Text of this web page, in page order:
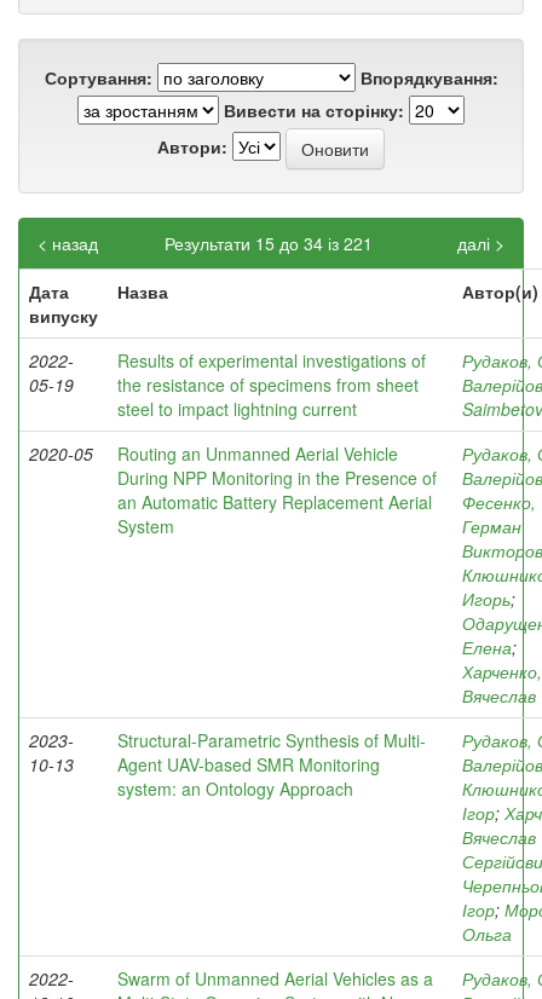
Сортування:
Впорядкування:
Вивести на сторінку:
Автори:
Результати 15 до 34 із 221
< назад
далі >
Дата
випуску
Назва Автор(и)
2022-
05-19
Results of experimental investigations of
the resistance of specimens from sheet
steel to impact lightning current
Рудаков,
2020-05
Routing an Unmanned Aerial Vehicle
During NPP Monitoring in the Presence of
an Automatic Battery Replacement Aerial
System
Рудаков,
Фесенко,
Герман
Игорь;
Елена;
Харченко,
Вячеслав
2023-
10-13
Structural-Parametric Synthesis of Multi-
Agent UAV-based SMR Monitoring
system: an Ontology Approach
Рудаков,
Ігор;
Вячеслав
Ігор;
Ольга
2022-
Swarm of Unmanned Aerial Vehicles as a
Рудаков,